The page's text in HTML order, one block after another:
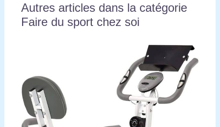
Autres articles dans la catégorie
Faire du sport chez soi